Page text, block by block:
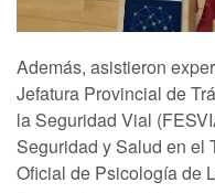
Además, asistieron
Jefatura Provincial de
la Seguridad Vial
Seguridad y Salud en el
Oficial de Psicología de